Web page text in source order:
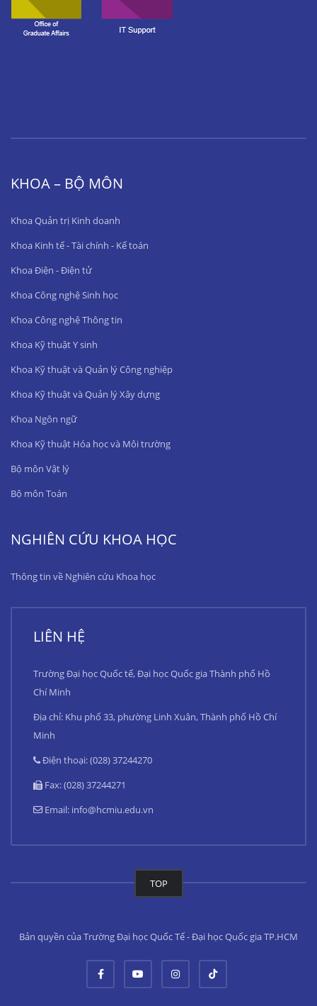
KHOA – BỘ MÔN
Khoa Quản trị Kinh doanh
Khoa Kinh tế - Tài chính - Kế toán
Khoa Điện - Điện tử
Khoa Công nghệ Sinh học
Khoa Công nghệ Thông tin
Khoa Kỹ thuật Y sinh
Khoa Kỹ thuật và Quản lý Công nghiệp
Khoa Kỹ thuật và Quản lý Xây dựng
Khoa Ngôn ngữ
Khoa Kỹ thuật Hóa học và Môi trường
Bộ môn Vật lý
Bộ môn Toán
NGHIÊN CỨU KHOA HỌC
Thông tin về Nghiên cứu Khoa học
LIÊN HỆ
Trường Đại học Quốc tế, Đại học Quốc gia Thành phố Hồ
Chí Minh
Địa chỉ: Khu phố 33, phường Linh Xuân, Thành phố Hồ Chí
Minh
Điện thoại: (028) 37244270
Fax: (028) 37244271
Email: info@hcmiu.edu.vn
TOP
Bản quyền của Trường Đại học Quốc Tế - Đại học Quốc gia TP.HCM